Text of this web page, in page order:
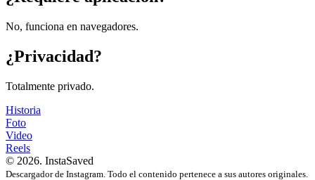
No, funciona en navegadores.
¿Privacidad?
Totalmente privado.
Historia
Foto
Video
Reels
© 2026. InstaSaved
Descargador de Instagram. Todo el contenido pertenece a sus autores originales.